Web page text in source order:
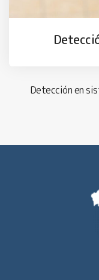
Detección en